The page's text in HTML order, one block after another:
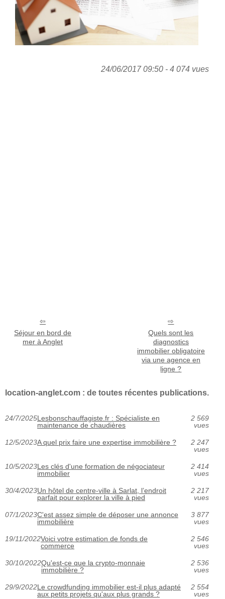
24/06/2017 09:50 - 4 074 vues
Séjour en bord de
mer à Anglet
Quels sont les
diagnostics
immobilier obligatoire
via une agence en
ligne ?
location-anglet.com : de toutes récentes publications.
24/7/2025Lesbonschauffagiste.fr : Spécialiste en
maintenance de chaudières
2 569
vues
12/5/2023A quel prix faire une expertise immobilière ?
2 247
vues
10/5/2023Les clés d'une formation de négociateur
immobilier
2 414
vues
30/4/2023Un hôtel de centre-ville à Sarlat, l’endroit
parfait pour explorer la ville à pied
2 217
vues
07/1/2023C'est assez simple de déposer une annonce
immobilière
3 877
vues
19/11/2022Voici votre estimation de fonds de
commerce
2 546
vues
30/10/2022Qu'est-ce que la crypto-monnaie
immobilière ?
2 536
vues
29/9/2022Le crowdfunding immobilier est-il plus adapté
aux petits projets qu'aux plus grands ?
2 554
vues